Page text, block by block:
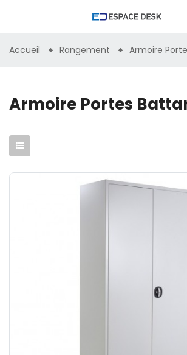
Accueil Rangement Armoire
Armoire Portes